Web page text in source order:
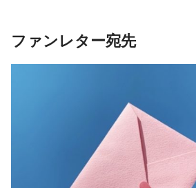
ファンレター宛先